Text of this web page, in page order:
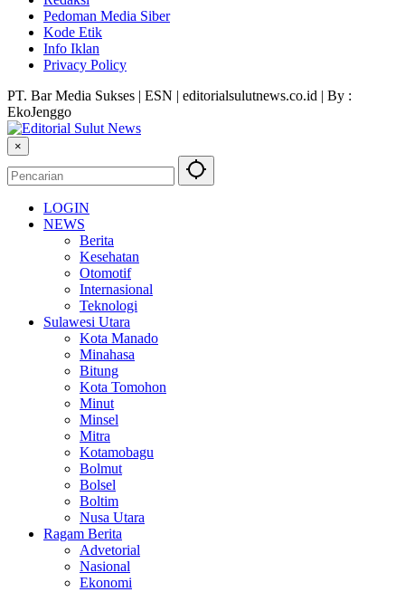
Pedoman Media Siber
Kode Etik
Info Iklan
Privacy Policy
PT. Bar Media Sukses | ESN | editorialsulutnews.co.id | By :
EkoJenggo
×
LOGIN
NEWS
Berita
Kesehatan
Otomotif
Internasional
Teknologi
Sulawesi Utara
Kota Manado
Minahasa
Bitung
Kota Tomohon
Minut
Minsel
Mitra
Kotamobagu
Bolmut
Bolsel
Boltim
Nusa Utara
Ragam Berita
Advetorial
Nasional
Ekonomi